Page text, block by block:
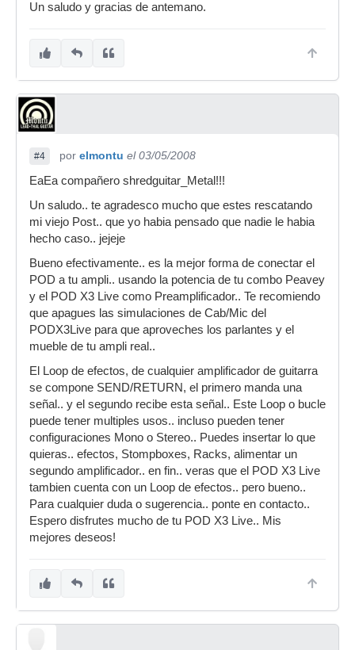
Un saludo y gracias de antemano.
#4 por elmontu el 03/05/2008
EaEa compañero shredguitar_Metal!!!
Un saludo.. te agradesco mucho que estes rescatando
mi viejo Post.. que yo habia pensado que nadie le habia
hecho caso.. jejeje
Bueno efectivamente.. es la mejor forma de conectar el
POD a tu ampli.. usando la potencia de tu combo Peavey
y el POD X3 Live como Preamplificador.. Te recomiendo
que apagues las simulaciones de Cab/Mic del
PODX3Live para que aproveches los parlantes y el
mueble de tu ampli real..
El Loop de efectos, de cualquier amplificador de guitarra
se compone SEND/RETURN, el primero manda una
señal.. y el segundo recibe esta señal.. Este Loop o bucle
puede tener multiples usos.. incluso pueden tener
configuraciones Mono o Stereo.. Puedes insertar lo que
quieras.. efectos, Stompboxes, Racks, alimentar un
segundo amplificador.. en fin.. veras que el POD X3 Live
tambien cuenta con un Loop de efectos.. pero bueno..
Para cualquier duda o sugerencia.. ponte en contacto..
Espero disfrutes mucho de tu POD X3 Live.. Mis
mejores deseos!